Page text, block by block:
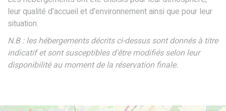
leur qualité d’accueil et d'environnement ainsi que pour leur
situation.
N.B : les hébergements décrits ci-dessus sont donnés à titre
indicatif et sont susceptibles d'être modifiés selon leur
disponibilité au moment de la réservation finale.